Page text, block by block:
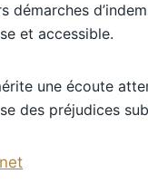
démarches
et accessible.
une écoute
des préjudices